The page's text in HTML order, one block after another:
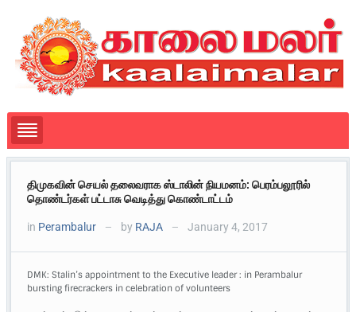
திமுகவின் செயல் தலைவராக ஸ்டாலின் நியமனம்: பெரம்பலூரில்
தொண்டர்கள் பட்டாசு வெடித்து கொண்டாட்டம்
in Perambalur — by RAJA — January 4, 2017
DMK: Stalin’s appointment to the Executive leader : in Perambalur
bursting firecrackers in celebration of volunteers